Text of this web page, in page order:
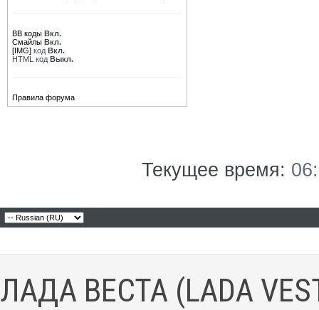
BB коды Вкл.
Смайлы Вкл.
[IMG] код Вкл.
HTML код Выкл.
Правила форума
Текущее время:
ЛАДА ВЕСТА (LADA